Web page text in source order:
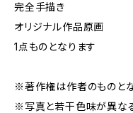
完全手描き
オリジナル作品原画
1点ものとなります
※著作権は作者のものとな
※写真と若干色味が異なる